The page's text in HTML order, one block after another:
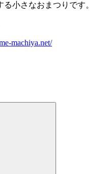
小さなおまつりです。
machiya.net/